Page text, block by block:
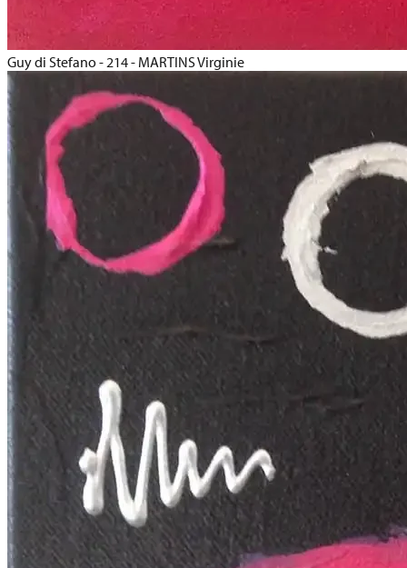
Guy di Stefano - 214 - MARTINS Virginie